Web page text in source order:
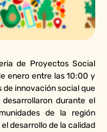
de Proyectos Social
enero entre las 10:00 y
de innovación social que
desarrollaron durante el
de la región
desarrollo de la calidad